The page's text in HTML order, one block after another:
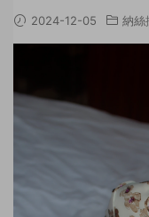
2024-12-05 納絲